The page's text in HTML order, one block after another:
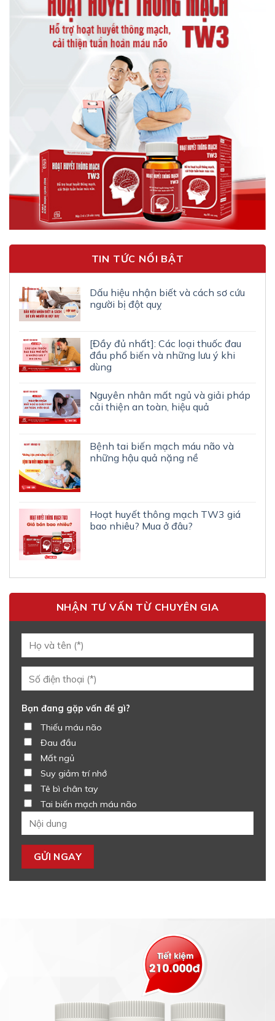
TIN TỨC NỔI BẬT
Dấu hiệu nhận biết và cách sơ cứu
người bị đột quỵ
[Đầy đủ nhất]: Các loại thuốc đau
đầu phổ biến và những lưu ý khi
dùng
Nguyên nhân mất ngủ và giải pháp
cải thiện an toàn, hiệu quả
Bệnh tai biến mạch máu não và
những hậu quả nặng nề
Hoạt huyết thông mạch TW3 giá
bao nhiêu? Mua ở đâu?
NHẬN TƯ VẤN TỪ CHUYÊN GIA
Bạn đang gặp vấn đề gì?
Thiếu máu não
Đau đầu
Mất ngủ
Suy giảm trí nhớ
Tê bì chân tay
Tai biến mạch máu não